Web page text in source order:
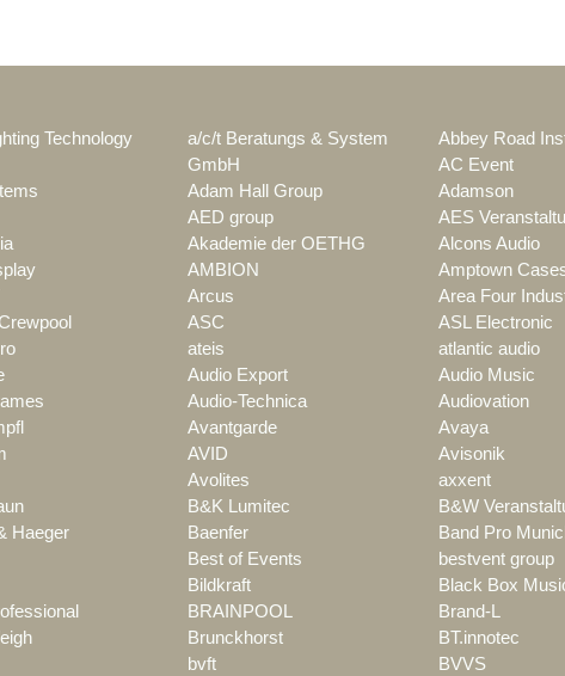
Technology
a/c/t Beratungs & System
GmbH
Abbey Road
AC Event
Adam Hall Group Adamson
AED group AES
Akademie der OETHG Alcons Audio
AMBION Amptown
Arcus Area Four
ASC ASL Electronic
ateis atlantic audio
Audio Export Audio Music
Audio-Technica Audiovation
Avantgarde Avaya
AVID Avisonik
Avolites axxent
B&K Lumitec B&W
Haeger Baenfer Band Pro
Best of Events bestvent group
Bildkraft Black Box
BRAINPOOL Brand-L
Brunckhorst BT.innotec
bvft BVVS